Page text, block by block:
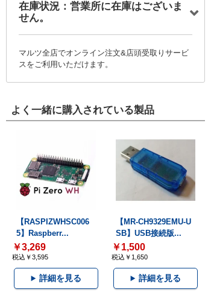
在庫状況：営業所に在庫はございま
せん。
マルツ全店でオンライン注文&店頭受取りサービ
スをご利用いただけます。
よく一緒に購入されている製品
【RASPIZWHSC006
5】Raspberr...
￥3,269
税込￥3,595
詳細を見る
【MR-CH9329EMU-U
SB】USB接続版...
￥1,500
税込￥1,650
詳細を見る